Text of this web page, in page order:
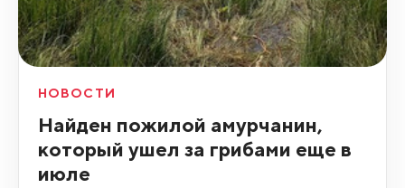
НОВОСТИ
Найден пожилой амурчанин,
который ушел за грибами еще в
июле